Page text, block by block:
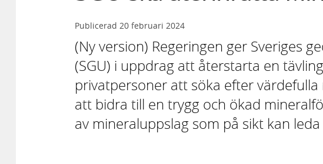
Publicerad 20 februari 2024
(Ny version) Regeringen ger Sveriges
(SGU) i uppdrag att återstarta en
privatpersoner att söka efter värdefulla
att bidra till en trygg och ökad
av mineraluppslag som på sikt kan